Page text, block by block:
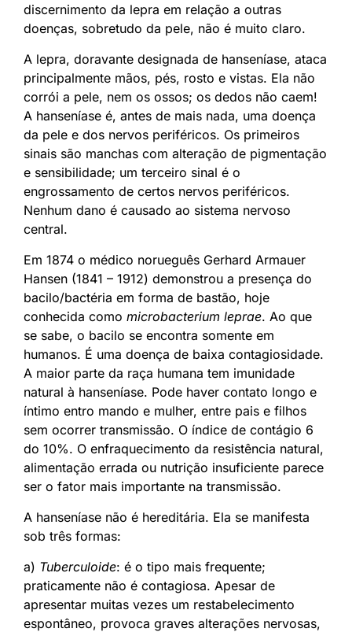
discernimento da lepra em relação a outras
doenças, sobretudo da pele, não é muito claro.
A lepra, doravante designada de hanseníase, ataca
principalmente mãos, pés, rosto e vistas. Ela não
corrói a pele, nem os ossos; os dedos não caem!
A hanseníase é, antes de mais nada, uma doença
da pele e dos nervos periféricos. Os primeiros
sinais são manchas com alteração de pigmentação
e sensibilidade; um terceiro sinal é o
engrossamento de certos nervos periféricos.
Nenhum dano é causado ao sistema nervoso
central.
Em 1874 o médico norueguês Gerhard Armauer
Hansen (1841 – 1912) demonstrou a presença do
bacilo/bactéria em forma de bastão, hoje
conhecida como microbacterium leprae. Ao que
se sabe, o bacilo se encontra somente em
humanos. É uma doença de baixa contagiosidade.
A maior parte da raça humana tem imunidade
natural à hanseníase. Pode haver contato longo e
íntimo entro mando e mulher, entre pais e filhos
sem ocorrer transmissão. O índice de contágio 6
do 10%. O enfraquecimento da resistência natural,
alimentação errada ou nutrição insuficiente parece
ser o fator mais importante na transmissão.
A hanseníase não é hereditária. Ela se manifesta
sob três formas:
a) Tuberculoide: é o tipo mais frequente;
praticamente não é contagiosa. Apesar de
apresentar muitas vezes um restabelecimento
espontâneo, provoca graves alterações nervosas,